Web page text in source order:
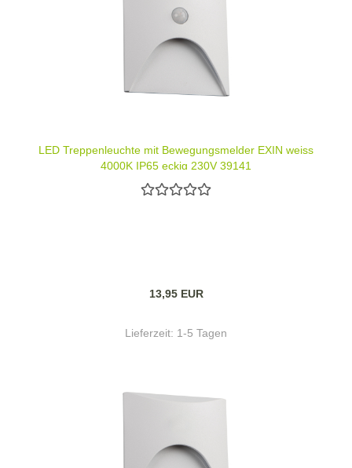
LED Treppenleuchte mit Bewegungsmelder EXIN weiss
4000K IP65 eckig 230V 39141
13,95 EUR
Lieferzeit: 1-5 Tagen